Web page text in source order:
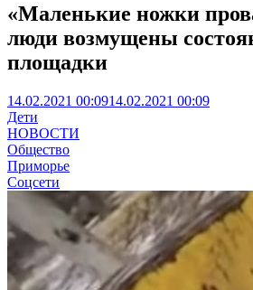
«Маленькие ножки
люди возмущены
площадки
14.02.2021 00:0914.02.2021 00:09
Дети
НОВОСТИ
Общество
Приморье
Соцсети